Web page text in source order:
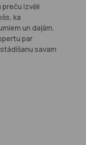
izvēli
ka
un daļām.
par
savam